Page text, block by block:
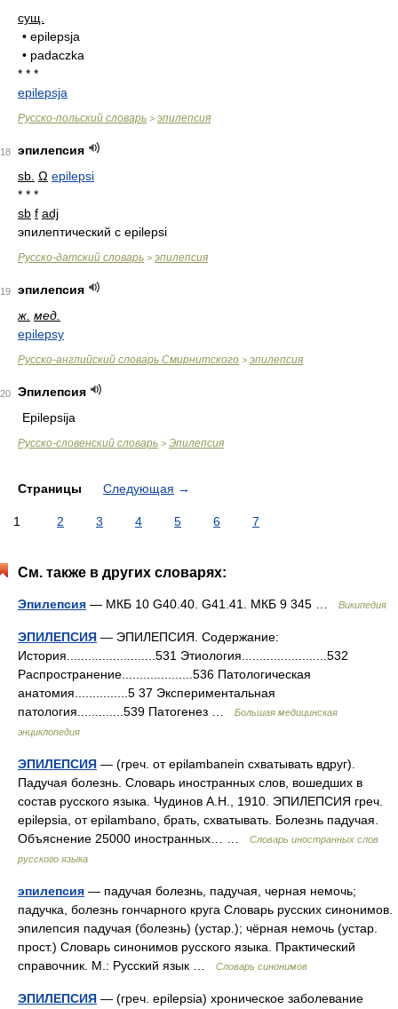
сущ.
• epilepsja
• padaczka
* * *
epilepsja
Русско-польский словарь > эпилепсия
18
эпилепсия
sb. Ω epilepsi
* * *
sb f adj
эпилептический c epilepsi
Русско-датский словарь > эпилепсия
19
эпилепсия
ж. мед.
epilepsy
Русско-английский словарь Смирнитского > эпилепсия
20
Эпилепсия
Epilepsija
Русско-словенский словарь > Эпилепсия
Страницы Следующая →
1 2 3 4 5 6 7
См. также в других словарях:
Эпилепсия — МКБ 10 G40.40. G41.41. МКБ 9 345 … Википедия
ЭПИЛЕПСИЯ — ЭПИЛЕПСИЯ. Содержание:
История.........................531 Этиология........................532
Распространение....................536 Патологическая
анатомия...............5 37 Экспериментальная
патология.............539 Патогенез …
Большая медицинская
энциклопедия
ЭПИЛЕПСИЯ — (греч. от epilambanein схватывать вдруг).
Падучая болезнь. Словарь иностранных слов, вошедших в
состав русского языка. Чудинов А.Н., 1910. ЭПИЛЕПСИЯ греч.
epilepsia, от epilambano, брать, схватывать. Болезнь падучая.
Объяснение 25000 иностранных… …
Словарь иностранных слов
русского языка
эпилепсия — падучая болезнь, падучая, черная немочь;
падучка, болезнь гончарного круга Словарь русских синонимов.
эпилепсия падучая (болезнь) (устар.); чёрная немочь (устар.
прост.) Словарь синонимов русского языка. Практический
справочник. М.: Русский язык …
Словарь синонимов
ЭПИЛЕПСИЯ — (греч. epilepsia) хроническое заболевание